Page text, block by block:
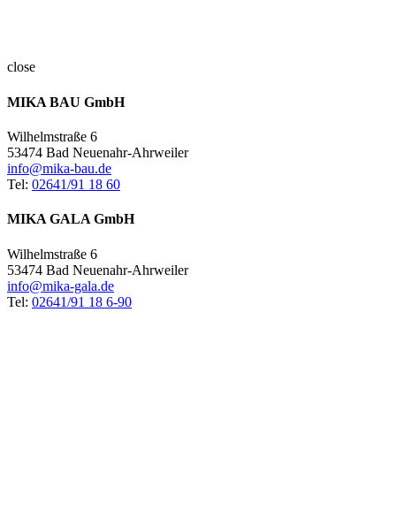
close
MIKA BAU GmbH
Wilhelmstraße 6
53474 Bad Neuenahr-Ahrweiler
info@mika-bau.de
Tel: 02641/91 18 60
MIKA GALA GmbH
Wilhelmstraße 6
53474 Bad Neuenahr-Ahrweiler
info@mika-gala.de
Tel: 02641/91 18 6-90